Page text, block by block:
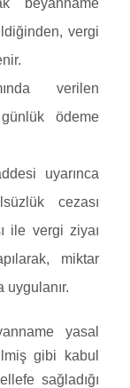
vergi
verilen
ödeme
uyarınca
cezası
ile vergi ziyaı
miktar
uygulanır.
yasal
gibi kabul
sağladığı